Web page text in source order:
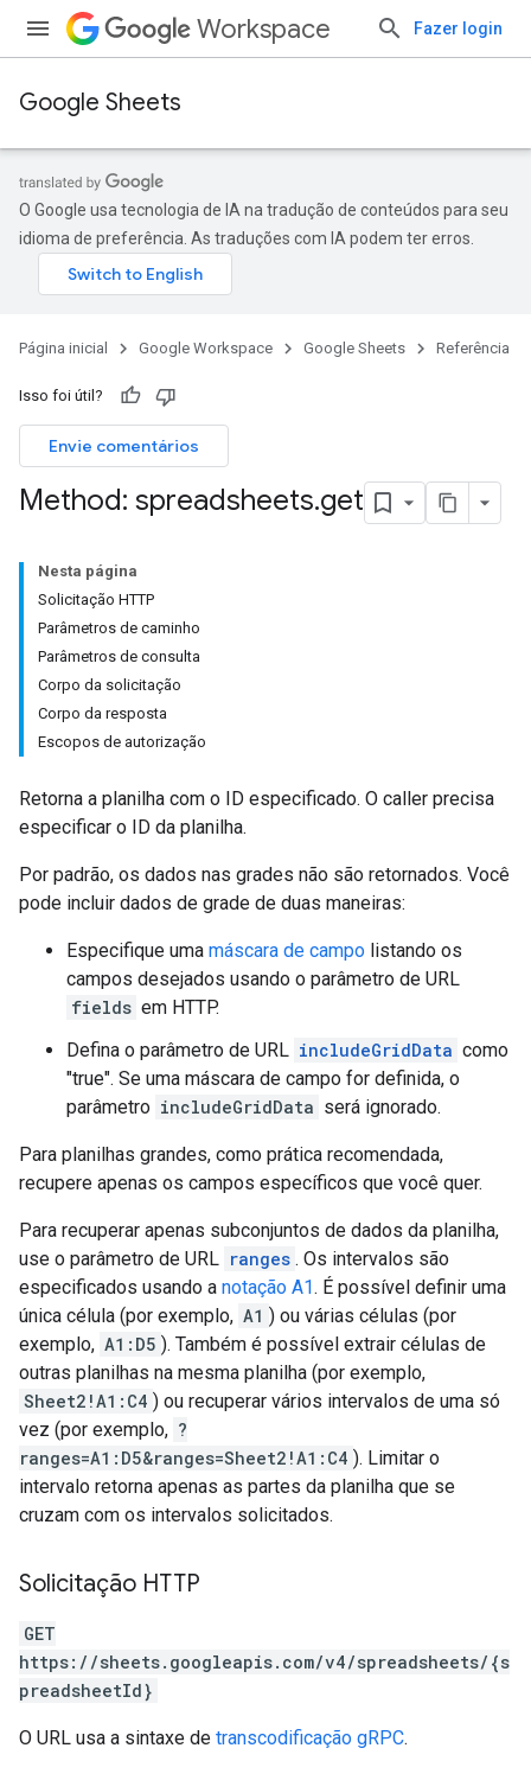
Workspace Fazer login
Google Sheets
O Google usa tecnologia de IA na tradução de conteúdos para seu
idioma de preferência. As traduções com IA podem ter erros.
Página inicial Google Workspace Google Sheets Referência
Isso foi útil?
Envie comentários
Method: spreadsheets.get
Nesta página
Solicitação HTTP
Parâmetros de caminho
Parâmetros de consulta
Corpo da solicitação
Corpo da resposta
Escopos de autorização
Retorna a planilha com o ID especificado. O caller precisa
especificar o ID da planilha.
Por padrão, os dados nas grades não são retornados. Você
pode incluir dados de grade de duas maneiras:
Especifique uma máscara de campo listando os
campos desejados usando o parâmetro de URL
fields em HTTP.
Defina o parâmetro de URL includeGridData como
"true". Se uma máscara de campo for definida, o
parâmetro includeGridData será ignorado.
Para planilhas grandes, como prática recomendada,
recupere apenas os campos específicos que você quer.
Para recuperar apenas subconjuntos de dados da planilha,
use o parâmetro de URL ranges . Os intervalos são
especificados usando a notação A1. É possível definir uma
única célula (por exemplo, A1 ) ou várias células (por
exemplo, A1:D5 ). Também é possível extrair células de
outras planilhas na mesma planilha (por exemplo,
Sheet2!A1:C4 ) ou recuperar vários intervalos de uma só
vez (por exemplo, ?
ranges=A1:D5&ranges=Sheet2!A1:C4 ). Limitar o
intervalo retorna apenas as partes da planilha que se
cruzam com os intervalos solicitados.
Solicitação HTTP
GET
https://sheets.googleapis.com/v4/spreadsheets/{s
preadsheetId}
O URL usa a sintaxe de transcodificação gRPC.